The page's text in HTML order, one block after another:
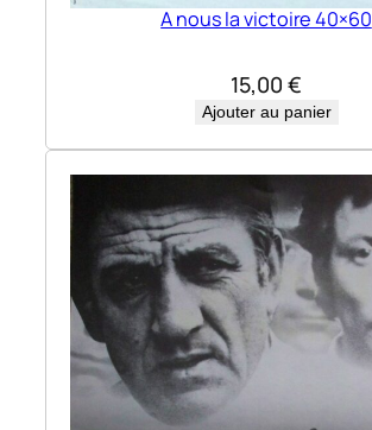
A nous la victoire 40×60
15,00 €
Ajouter au panier